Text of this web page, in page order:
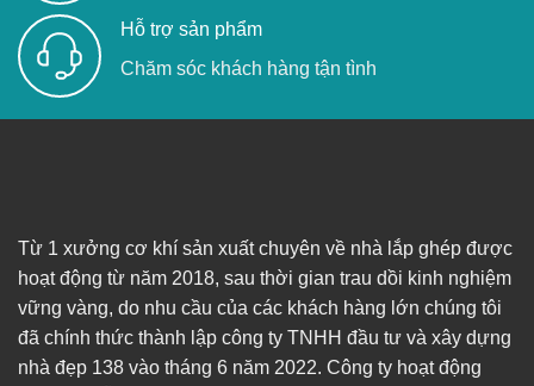
Hỗ trợ sản phẩm
Chăm sóc khách hàng tận tình
Từ 1 xưởng cơ khí sản xuất chuyên về nhà lắp ghép được
hoạt động từ năm 2018, sau thời gian trau dồi kinh nghiệm
vững vàng, do nhu cầu của các khách hàng lớn chúng tôi
đã chính thức thành lập công ty TNHH đầu tư và xây dựng
nhà đẹp 138 vào tháng 6 năm 2022. Công ty hoạt động